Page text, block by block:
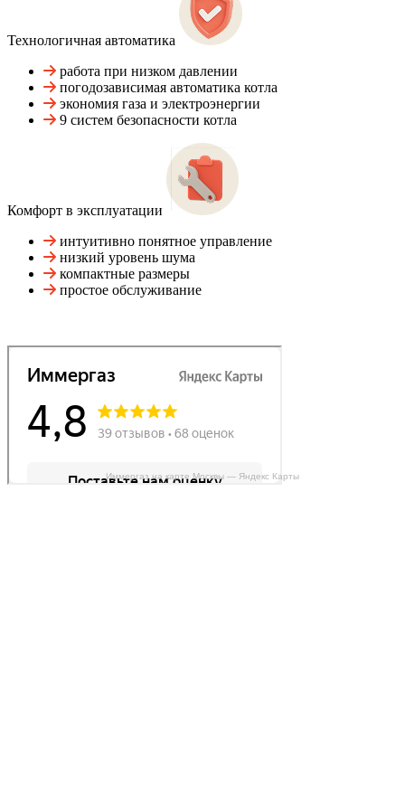
Технологичная автоматика
работа при низком давлении
погодозависимая автоматика котла
экономия газа и электроэнергии
9 систем безопасности котла
Комфорт в эксплуатации
интуитивно понятное управление
низкий уровень шума
компактные размеры
простое обслуживание
Иммергаз на карте Москвы — Яндекс Карты